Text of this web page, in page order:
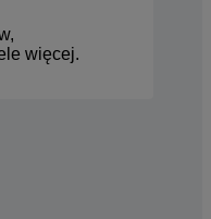
więcej.